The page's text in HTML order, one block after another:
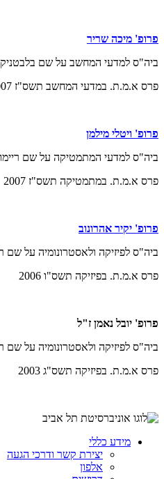
פרופ' מיכה שריר
ביה"ס למדעי המחשב על שם בלבטניק
פרס א.מ.ת. במדעי המחשב תשס"ז 2007
פרופ' ויטלי מילמן
ביה"ס למדעי המתמטיקה על שם
פרס א.מ.ת. במתמטיקה תשס"ז 2007
פרופ' יקיר אהרונוב
ביה"ס לפיזיקה ולאסטרונומיה על שם
פרס א.מ.ת. בפיזיקה תשס"ו 2006
פרופ' יובל נאמן ז"ל
ביה"ס לפיזיקה ולאסטרונומיה על שם
פרס א.מ.ת. בפיזיקה תשס"ג 2003
מידע כללי
יצירת קשר ודרכי הגעה
אלפון